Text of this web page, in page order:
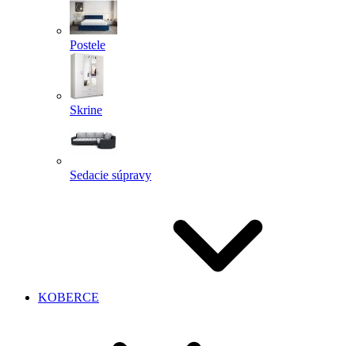
Postele
Skrine
Sedacie súpravy
KOBERCE